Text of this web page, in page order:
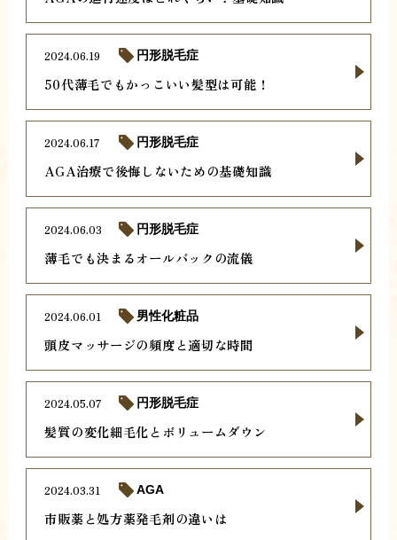
50代薄毛でもかっこいい髪型は可能！
2024.06.19 円形脱毛症
AGA治療で後悔しないための基礎知識
2024.06.17 円形脱毛症
薄毛でも決まるオールバックの流儀
2024.06.03 円形脱毛症
頭皮マッサージの頻度と適切な時間
2024.06.01 男性化粧品
髪質の変化細毛化とボリュームダウン
2024.05.07 円形脱毛症
市販薬と処方薬発毛剤の違いは
2024.03.31 AGA